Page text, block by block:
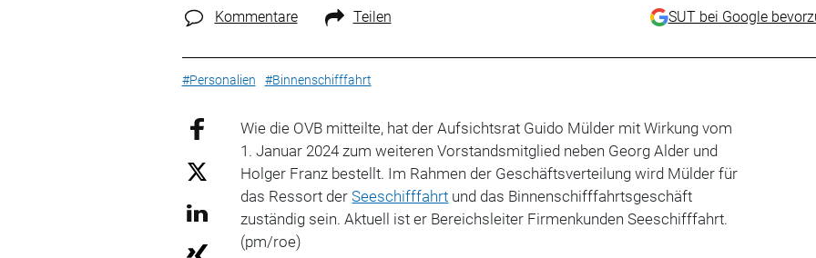
Kommentare Teilen SUT bei Google
#Personalien #Binnenschifffahrt
Wie die OVB mitteilte, hat der Aufsichtsrat Guido Mülder mit Wirkung vom
1. Januar 2024 zum weiteren Vorstandsmitglied neben Georg Alder und
Holger Franz bestellt. Im Rahmen der Geschäftsverteilung wird Mülder für
das Ressort derSeeschifffahrt und das Binnenschifffahrtsgeschäft
zuständig sein. Aktuell ist er Bereichsleiter Firmenkunden Seeschifffahrt.
(pm/roe)